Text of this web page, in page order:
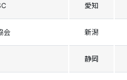
愛知
会 新潟
静岡